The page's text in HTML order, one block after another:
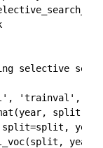
selective
'trainval',
split)
split=split,
year))